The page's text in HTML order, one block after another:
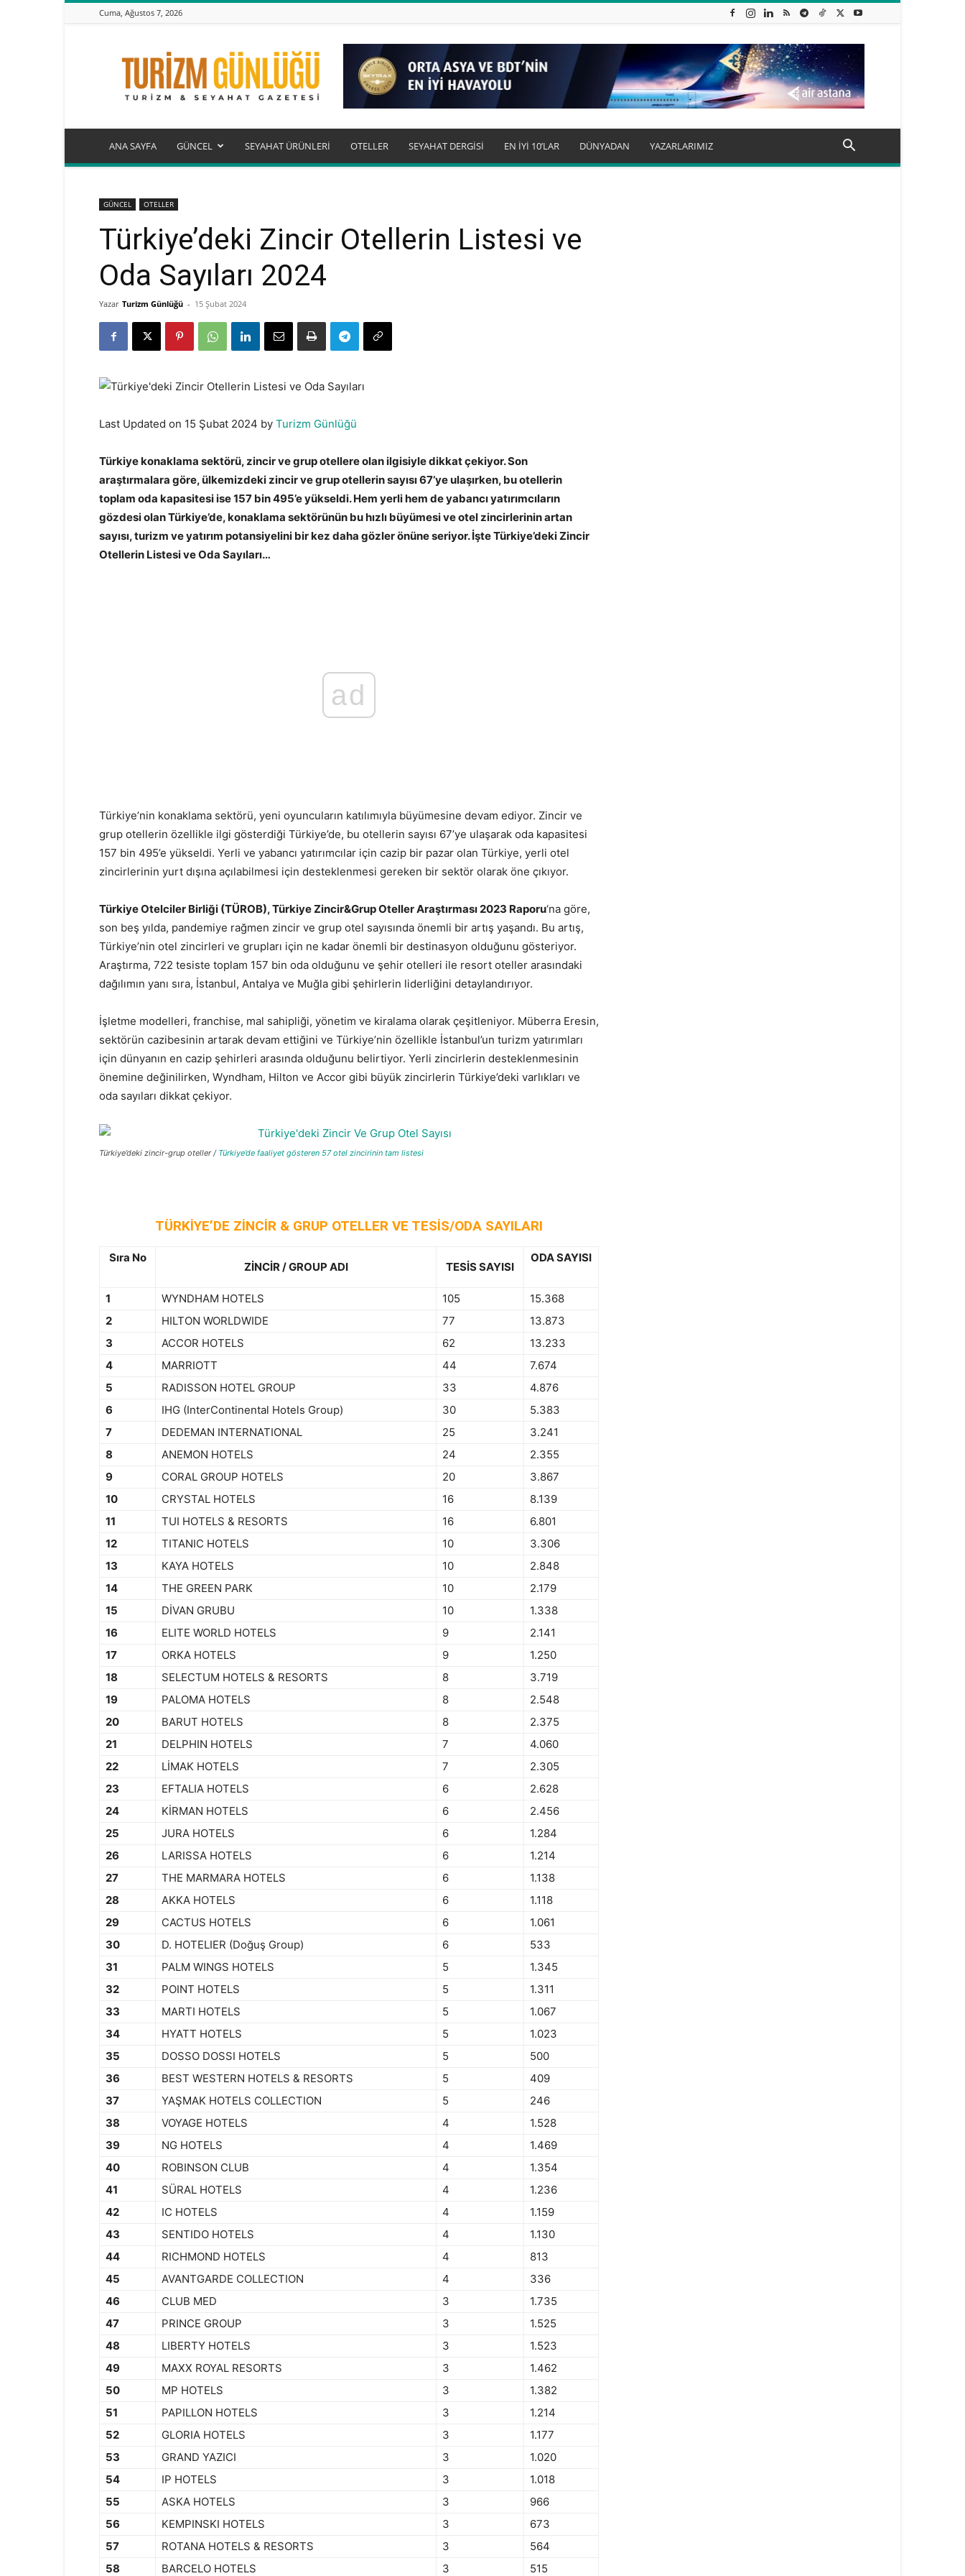
Cuma, Ağustos 7, 2026
Turizm
Günlüğü
ANA SAYFA GÜNCEL SEYAHAT ÜRÜNLERİ OTELLER SEYAHAT DERGİSİ EN İYİ 10’LAR DÜNYADAN YAZARLARIMIZ
GÜNCEL OTELLER
Türkiye’deki Zincir Otellerin Listesi ve
Oda Sayıları 2024
Yazar Turizm Günlüğü - 15 Şubat 2024
Last Updated on 15 Şubat 2024 by Turizm Günlüğü
Türkiye konaklama sektörü, zincir ve grup otellere olan ilgisiyle dikkat çekiyor. Son
araştırmalara göre, ülkemizdeki zincir ve grup otellerin sayısı 67’ye ulaşırken, bu otellerin
toplam oda kapasitesi ise 157 bin 495’e yükseldi. Hem yerli hem de yabancı yatırımcıların
gözdesi olan Türkiye’de, konaklama sektörünün bu hızlı büyümesi ve otel zincirlerinin artan
sayısı, turizm ve yatırım potansiyelini bir kez daha gözler önüne seriyor. İşte Türkiye’deki Zincir
Otellerin Listesi ve Oda Sayıları…
ad
Türkiye’nin konaklama sektörü, yeni oyuncuların katılımıyla büyümesine devam ediyor. Zincir ve
grup otellerin özellikle ilgi gösterdiği Türkiye’de, bu otellerin sayısı 67’ye ulaşarak oda kapasitesi
157 bin 495’e yükseldi. Yerli ve yabancı yatırımcılar için cazip bir pazar olan Türkiye, yerli otel
zincirlerinin yurt dışına açılabilmesi için desteklenmesi gereken bir sektör olarak öne çıkıyor.
Türkiye Otelciler Birliği (TÜROB), Türkiye Zincir&Grup Oteller Araştırması 2023 Raporu‘na göre,
son beş yılda, pandemiye rağmen zincir ve grup otel sayısında önemli bir artış yaşandı. Bu artış,
Türkiye’nin otel zincirleri ve grupları için ne kadar önemli bir destinasyon olduğunu gösteriyor.
Araştırma, 722 tesiste toplam 157 bin oda olduğunu ve şehir otelleri ile resort oteller arasındaki
dağılımın yanı sıra, İstanbul, Antalya ve Muğla gibi şehirlerin liderliğini detaylandırıyor.
İşletme modelleri, franchise, mal sahipliği, yönetim ve kiralama olarak çeşitleniyor. Müberra Eresin,
sektörün cazibesinin artarak devam ettiğini ve Türkiye’nin özellikle İstanbul’un turizm yatırımları
için dünyanın en cazip şehirleri arasında olduğunu belirtiyor. Yerli zincirlerin desteklenmesinin
önemine değinilirken, Wyndham, Hilton ve Accor gibi büyük zincirlerin Türkiye’deki varlıkları ve
oda sayıları dikkat çekiyor.
Türkiye’deki zincir-grup oteller / Türkiye’de faaliyet gösteren 57 otel zincirinin tam listesi
TÜRKİYE’DE ZİNCİR & GRUP OTELLER VE TESİS/ODA SAYILARI
Sıra No
ZİNCİR / GROUP ADI TESİS SAYISI
ODA SAYISI
1 WYNDHAM HOTELS 105
15.368
2
HILTON WORLDWIDE 77
13.873
3
ACCOR HOTELS 62
13.233
4
MARRIOTT 44
7.674
5
RADISSON HOTEL GROUP 33
4.876
6
IHG (InterContinental Hotels Group) 30
5.383
7
DEDEMAN INTERNATIONAL 25
3.241
8
ANEMON HOTELS 24
2.355
9
CORAL GROUP HOTELS 20
3.867
10
CRYSTAL HOTELS 16
8.139
11
TUI HOTELS & RESORTS 16
6.801
12
TITANIC HOTELS 10
3.306
13
KAYA HOTELS 10
2.848
14
THE GREEN PARK 10
2.179
15
DİVAN GRUBU 10
1.338
16
ELITE WORLD HOTELS 9
2.141
17
ORKA HOTELS 9
1.250
18
SELECTUM HOTELS & RESORTS 8
3.719
19
PALOMA HOTELS 8
2.548
20
BARUT HOTELS 8
2.375
21
DELPHIN HOTELS 7
4.060
22
LİMAK HOTELS 7
2.305
23
EFTALIA HOTELS 6
2.628
24
KİRMAN HOTELS 6
2.456
25
JURA HOTELS 6
1.284
26
LARISSA HOTELS 6
1.214
27
THE MARMARA HOTELS 6
1.138
28
AKKA HOTELS 6
1.118
29
CACTUS HOTELS 6
1.061
30
D. HOTELIER (Doğuş Group) 6
533
31
PALM WINGS HOTELS 5
1.345
32
POINT HOTELS 5
1.311
33
MARTI HOTELS 5
1.067
34
HYATT HOTELS 5
1.023
35
DOSSO DOSSI HOTELS 5
500
36
BEST WESTERN HOTELS & RESORTS 5
409
37
YAŞMAK HOTELS COLLECTION 5
246
38
VOYAGE HOTELS 4
1.528
39
NG HOTELS 4
1.469
40
ROBINSON CLUB 4
1.354
41
SÜRAL HOTELS 4
1.236
42
IC HOTELS 4
1.159
43
SENTIDO HOTELS 4
1.130
44
RICHMOND HOTELS 4
813
45
AVANTGARDE COLLECTION 4
336
46
CLUB MED 3
1.735
47
PRINCE GROUP 3
1.525
48
LIBERTY HOTELS 3
1.523
49
MAXX ROYAL RESORTS 3
1.462
50
MP HOTELS 3
1.382
51
PAPILLON HOTELS 3
1.214
52
GLORIA HOTELS 3
1.177
53
GRAND YAZICI 3
1.020
54
IP HOTELS 3
1.018
55
ASKA HOTELS 3
966
56
KEMPINSKI HOTELS 3
673
57
ROTANA HOTELS & RESORTS 3
564
58
BARCELO HOTELS 3 515